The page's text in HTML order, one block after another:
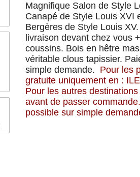
Magnifique Salon de Style
Canapé de Style Louis XVI
Bergères de Style Louis
livraison devant chez vous
coussins. Bois en hêtre
véritable clous tapissier.
simple demande. Pour les
gratuite uniquement en :
Pour les autres
avant de passer commande.
possible sur simple